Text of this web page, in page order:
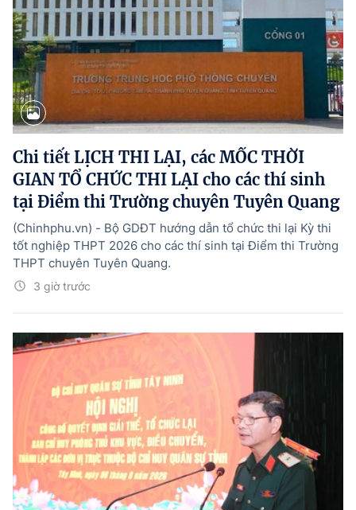
Chi tiết LỊCH THI LẠI, các MỐC THỜI
GIAN TỔ CHỨC THI LẠI cho các thí sinh
tại Điểm thi Trường chuyên Tuyên Quang
3 giờ trước
(Chinhphu.vn) - Bộ GDĐT hướng dẫn tổ chức thi lại Kỳ thi
tốt nghiệp THPT 2026 cho các thí sinh tại Điểm thi Trường
THPT chuyên Tuyên Quang.